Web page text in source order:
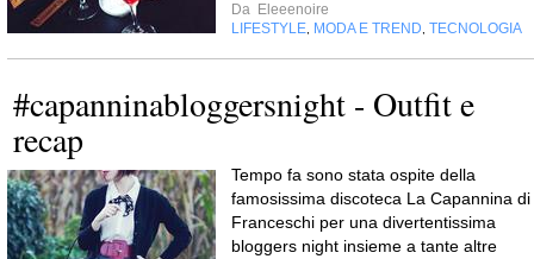
Da Eleeenoire
LIFESTYLE MODA E TREND TECNOLOGIA
#capanninabloggersnight - Outfit e
recap
Tempo fa sono stata ospite della
famosissima discoteca La Capannina di
Franceschi per una divertentissima
bloggers night insieme a tante altre